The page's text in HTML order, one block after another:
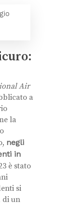
Air
a
la
negli
in
è stato
si
di un